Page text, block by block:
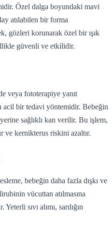
Özel dalga boyundaki mavi
atılabilen bir forma
gözleri korunarak özel bir ışık
güvenli ve etkilidir.
veya fototerapiye yanıt
acil bir tedavi yöntemidir. Bebeğin
sağlıklı kan verilir. Bu işlem,
ve kernikterus riskini azaltır.
bebeğin daha fazla dışkı ve
vücuttan atılmasına
sıvı alımı, sarılığın